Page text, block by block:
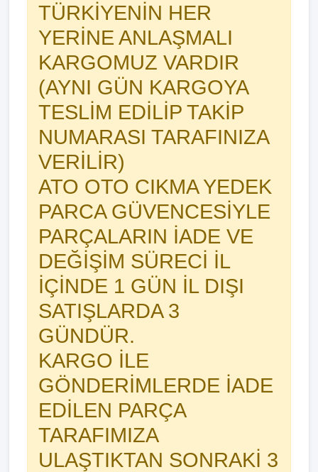
TÜRKİYENİN HER
YERİNE ANLAŞMALI
KARGOMUZ VARDIR
(AYNI GÜN KARGOYA
TESLİM EDİLİP TAKİP
NUMARASI TARAFINIZA
VERİLİR)
ATO OTO CIKMA YEDEK
PARCA GÜVENCESİYLE
PARÇALARIN İADE VE
DEĞİŞİM SÜRECİ İL
İÇİNDE 1 GÜN İL DIŞI
SATIŞLARDA 3
GÜNDÜR.
KARGO İLE
GÖNDERİMLERDE İADE
EDİLEN PARÇA
TARAFIMIZA
ULAŞTIKTAN SONRAKİ 3